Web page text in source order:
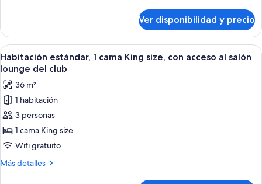
estándar
Ver disponibilidad y precio
Ver
todas
las
fotos
de
Habitación
estándar,
1
cama
Habitación de hotel con una cama
8
Habitación estándar, 1 cama King size, con acceso al salón
lounge del club
36 m²
1 habitación
3 personas
1 cama King size
Wifi gratuito
Más detalles
Más